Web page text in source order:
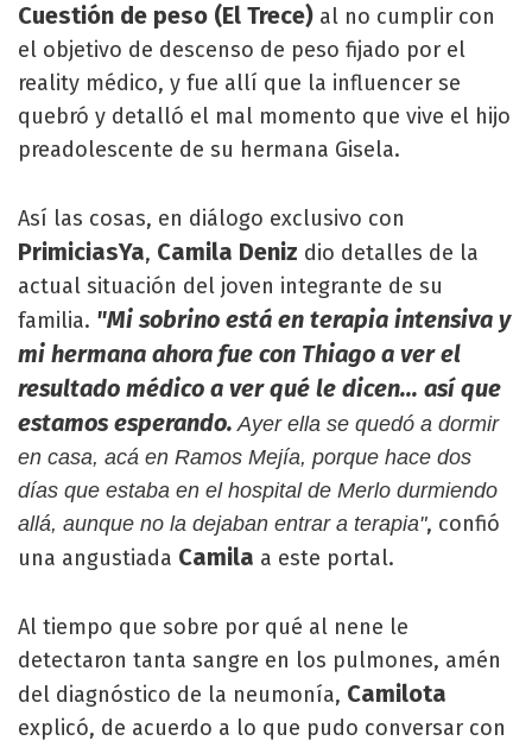
Cuestión de peso (El Trece) al no cumplir con
el objetivo de descenso de peso fijado por el
reality médico, y fue allí que la influencer se
quebró y detalló el mal momento que vive el hijo
preadolescente de su hermana Gisela.
Así las cosas, en diálogo exclusivo con
PrimiciasYa, Camila Deniz dio detalles de la
actual situación del joven integrante de su
familia. "Mi sobrino está en terapia intensiva y
mi hermana ahora fue con Thiago a ver el
resultado médico a ver qué le dicen... así que
estamos esperando. Ayer ella se quedó a dormir
en casa, acá en Ramos Mejía, porque hace dos
días que estaba en el hospital de Merlo durmiendo
allá, aunque no la dejaban entrar a terapia", confió
una angustiada Camila a este portal.
Al tiempo que sobre por qué al nene le
detectaron tanta sangre en los pulmones, amén
del diagnóstico de la neumonía, Camilota
explicó, de acuerdo a lo que pudo conversar con